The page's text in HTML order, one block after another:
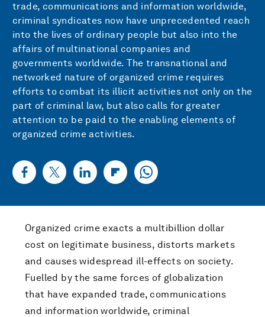
trade, communications and information worldwide,
criminal syndicates now have unprecedented reach
into the lives of ordinary people but also into the
affairs of multinational companies and
governments worldwide. The transnational and
networked nature of organized crime requires
efforts to combat its illicit activities not only on the
part of criminal law, but also calls for greater
attention to be paid to the enabling elements of
organized crime activities.
Organized crime exacts a multibillion dollar
cost on legitimate business, distorts markets
and causes widespread ill-effects on society.
Fuelled by the same forces of globalization
that have expanded trade, communications
and information worldwide, criminal